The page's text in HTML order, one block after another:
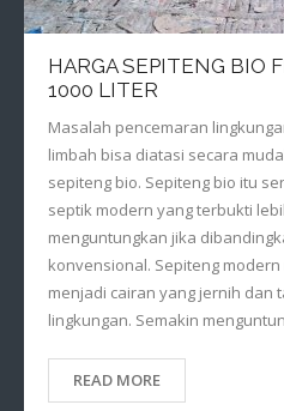
HARGA SEPITENG BIO
1000 LITER
Masalah pencemaran
limbah bisa diatasi secara
sepiteng bio. Sepiteng bio itu
septik modern yang terbukti
menguntungkan jika
konvensional. Sepiteng
menjadi cairan yang jernih dan
lingkungan. Semakin
READ MORE